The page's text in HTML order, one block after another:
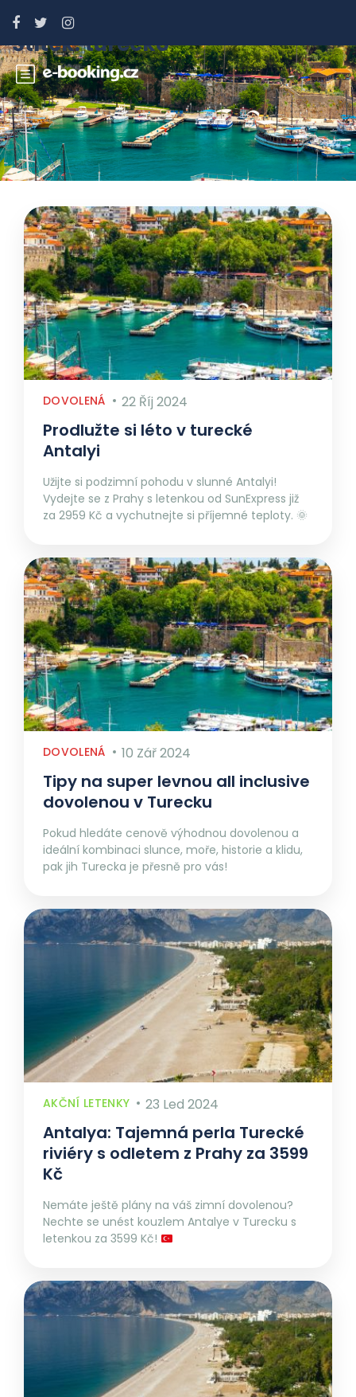
Štítek:turecko
DOVOLENÁ 22 Říj 2024
Prodlužte si léto v turecké
Antalyi
Užijte si podzimní pohodu v slunné Antalyi!
Vydejte se z Prahy s letenkou od SunExpress již
za 2959 Kč a vychutnejte si příjemné teploty. 🌞
DOVOLENÁ 10 Zář 2024
Tipy na super levnou all inclusive
dovolenou v Turecku
Pokud hledáte cenově výhodnou dovolenou a
ideální kombinaci slunce, moře, historie a klidu,
pak jih Turecka je přesně pro vás!
AKČNÍ LETENKY 23 Led 2024
Antalya: Tajemná perla Turecké
riviéry s odletem z Prahy za 3599
Kč
Nemáte ještě plány na váš zimní dovolenou?
Nechte se unést kouzlem Antalye v Turecku s
letenkou za 3599 Kč!